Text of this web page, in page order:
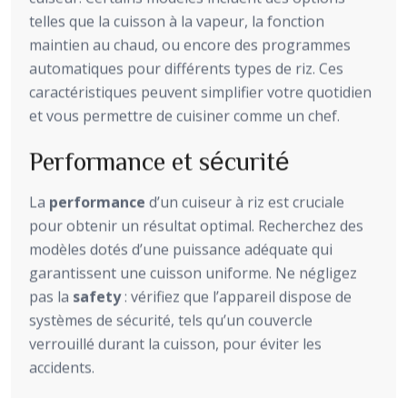
telles que la cuisson à la vapeur, la fonction
maintien au chaud, ou encore des programmes
automatiques pour différents types de riz. Ces
caractéristiques peuvent simplifier votre quotidien
et vous permettre de cuisiner comme un chef.
Performance et sécurité
La performance d’un cuiseur à riz est cruciale
pour obtenir un résultat optimal. Recherchez des
modèles dotés d’une puissance adéquate qui
garantissent une cuisson uniforme. Ne négligez
pas la safety: vérifiez que l’appareil dispose de
systèmes de sécurité, tels qu’un couvercle
verrouillé durant la cuisson, pour éviter les
accidents.